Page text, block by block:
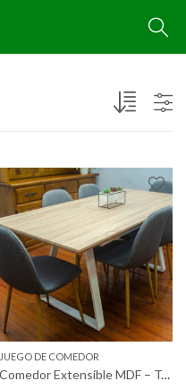
JUEGO DE COMEDOR
Comedor Extensible MDF – Tapizada